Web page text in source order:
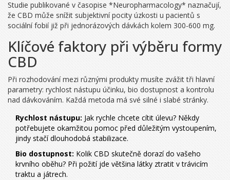
Studie publikované v časopise *Neuropharmacology* naznačují,
že CBD může snížit subjektivní pocity úzkosti u pacientů s
sociální fobií již při jednorázových dávkách kolem 300-600 mg.
Klíčové faktory při výběru formy
CBD
Při rozhodování mezi různými produkty musíte zvážit tři hlavní
parametry: rychlost nástupu účinku, bio dostupnost a kontrolu
nad dávkováním. Každá metoda má své silné i slabé stránky.
Rychlost nástupu: Jak rychle chcete cítit úlevu? Někdy
potřebujete okamžitou pomoc před důležitým vystoupením,
jindy stačí dlouhodobá stabilizace.
Bio dostupnost: Kolik CBD skutečně dorazí do vašeho
krvního oběhu? Při požití jde většina látky ztratit v trávicím
traktu a játrech.